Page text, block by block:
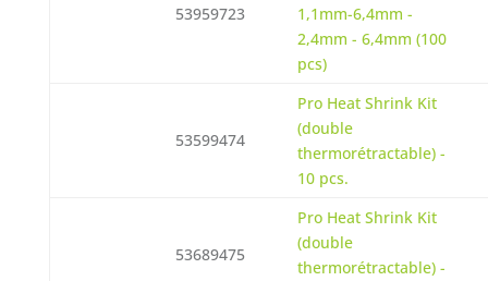
53959723
1,1mm-6,4mm -
2,4mm - 6,4mm (100
pcs)
53599474
Pro Heat Shrink Kit
(double
thermorétractable) -
10 pcs.
53689475
Pro Heat Shrink Kit
(double
thermorétractable) -